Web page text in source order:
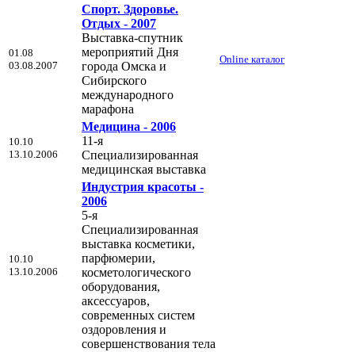
01.08
03.08.2007
Спорт. Здоровье.
Отдых - 2007
Выставка-спутник
мероприятий Дня
города Омска и
Сибирского
международного
марафона
Online каталог
10.10
13.10.2006
Медицина - 2006
11-я
Cпециализированная
медицинская выставка
10.10
13.10.2006
Индустрия красоты -
2006
5-я
Специализированная
выставка косметики,
парфюмерии,
косметологического
оборудования,
аксессуаров,
современных систем
оздоровления и
совершенствования тела